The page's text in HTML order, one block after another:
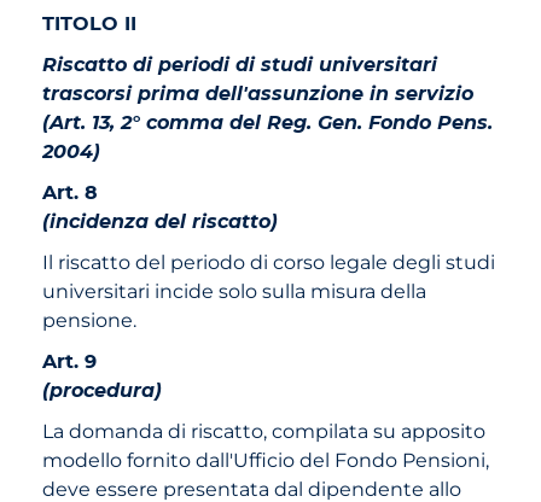
TITOLO II
Riscatto di periodi di studi universitari
trascorsi prima dell'assunzione in servizio
(Art. 13, 2° comma del Reg. Gen. Fondo Pens.
2004)
Art. 8
(incidenza del riscatto)
Il riscatto del periodo di corso legale degli studi
universitari incide solo sulla misura della
pensione.
Art. 9
(procedura)
La domanda di riscatto, compilata su apposito
modello fornito dall'Ufficio del Fondo Pensioni,
deve essere presentata dal dipendente allo